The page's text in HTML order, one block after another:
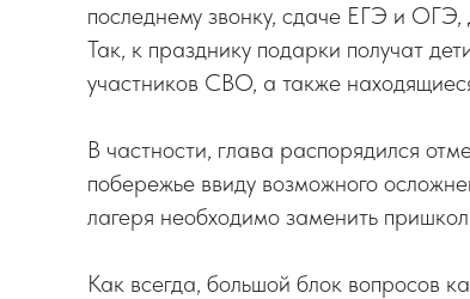
последнему звонку, сдаче ЕГЭ и ОГЭ,
Так, к празднику подарки получат
участников СВО, а также
В частности, глава распорядился
побережье ввиду возможного
лагеря необходимо заменить
Как всегда, большой блок вопросов